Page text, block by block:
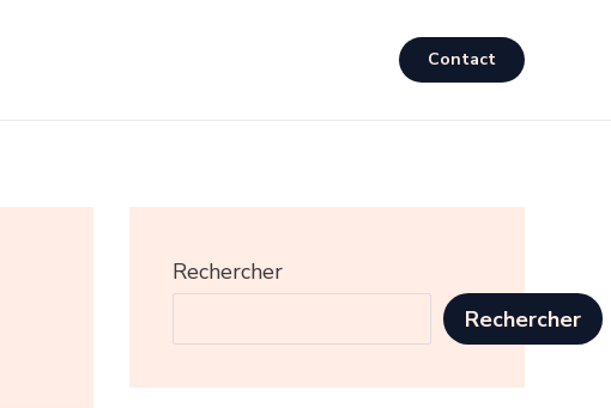
Contact
Rechercher
Rechercher